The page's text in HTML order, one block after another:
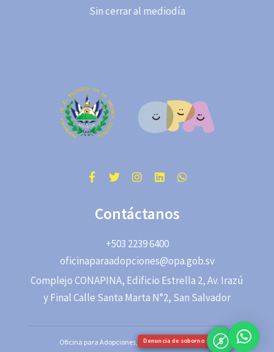
Sin cerrar al mediodía
Denuncia de soborno $
Contáctanos
+503 2239 6400
oficinaparaadopciones@opa.gob.sv
Complejo CONAPINA, Edificio Estrella 2, Av. Irazú
y Final Calle Santa Marta N°2, San Salvador
Oficina para Adopciones, República de El Salvador
Denuncia de soborno $